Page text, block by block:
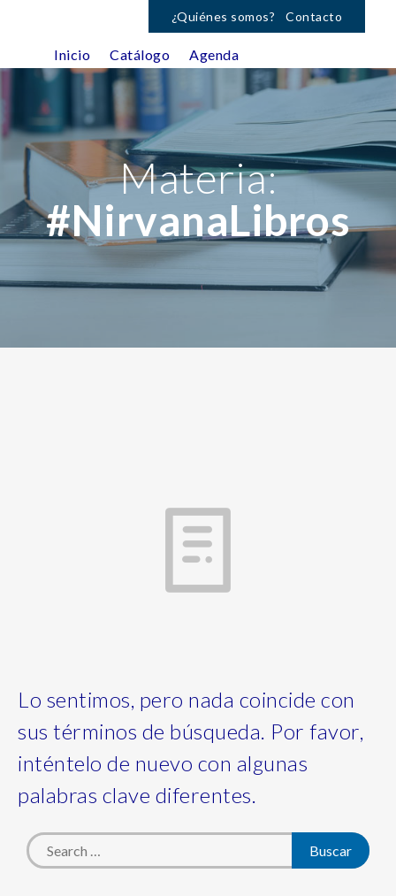
¿Quiénes somos? Contacto
Inicio Catálogo Agenda
Materia:
#NirvanaLibros
Lo sentimos, pero nada coincide con
sus términos de búsqueda. Por favor,
inténtelo de nuevo con algunas
palabras clave diferentes.